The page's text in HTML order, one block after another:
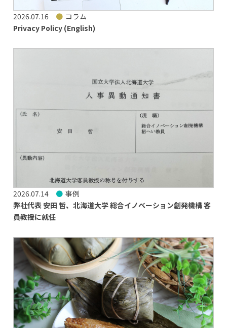
2026.07.16
コラム
Privacy Policy (English)
2026.07.14
事例
弊社代表 安田 哲、北海道大学 総合イノベーション創発機構 客
員教授に就任